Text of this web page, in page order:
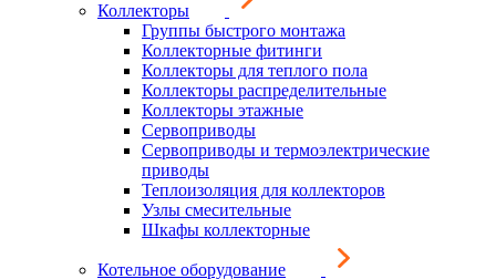
Коллекторы
Группы быстрого монтажа
Коллекторные фитинги
Коллекторы для теплого пола
Коллекторы распределительные
Коллекторы этажные
Сервоприводы
Сервоприводы и термоэлектрические
приводы
Теплоизоляция для коллекторов
Узлы смесительные
Шкафы коллекторные
Котельное оборудование